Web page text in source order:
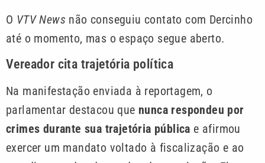
O VTV News não conseguiu contato com Dercinho
até o momento, mas o espaço segue aberto.
Vereador cita trajetória política
Na manifestação enviada à reportagem, o
parlamentar destacou que nunca respondeu por
crimes durante sua trajetória pública e afirmou
exercer um mandato voltado à fiscalização e ao